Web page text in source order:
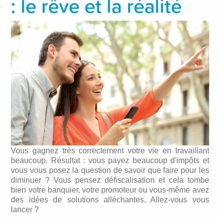
: le rêve et la réalité
Vous gagnez très correctement votre vie en travaillant
beaucoup. Résultat : vous payez beaucoup d'impôts et
vous vous posez la question de savoir que faire pour les
diminuer ? Vous pensez défiscalisation et cela tombe
bien votre banquier, votre promoteur ou vous-même avez
des idées de solutions alléchantes. Allez-vous vous
lancer ?